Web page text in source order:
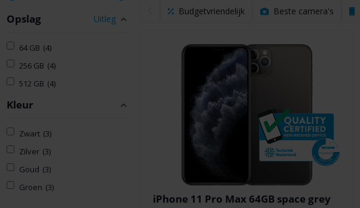
Budgetvriendelijk Beste camera's
iPhone 11 Pro Max 64GB space grey
Opslag Uitleg
64 GB (4)
256 GB (4)
512 GB (4)
Kleur
Zwart (3)
Zilver (3)
Goud (3)
Groen (3)